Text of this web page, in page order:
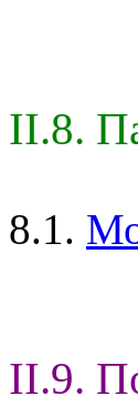
II.8.
8.1.
II.9.